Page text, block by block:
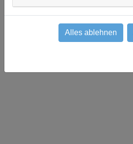
studien(at)vehling-kaiser.de
Alles ablehnen